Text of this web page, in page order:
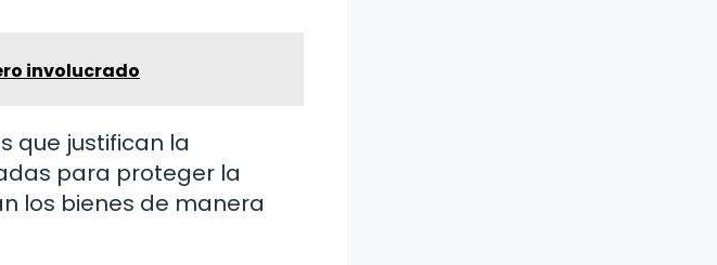
involucrado
que justifican la
para proteger la
los bienes de manera